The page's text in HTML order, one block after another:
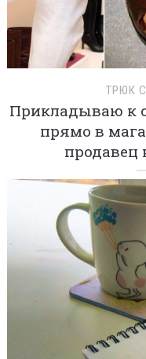
ТРЮК
Прикладываю к
прямо в
продавец